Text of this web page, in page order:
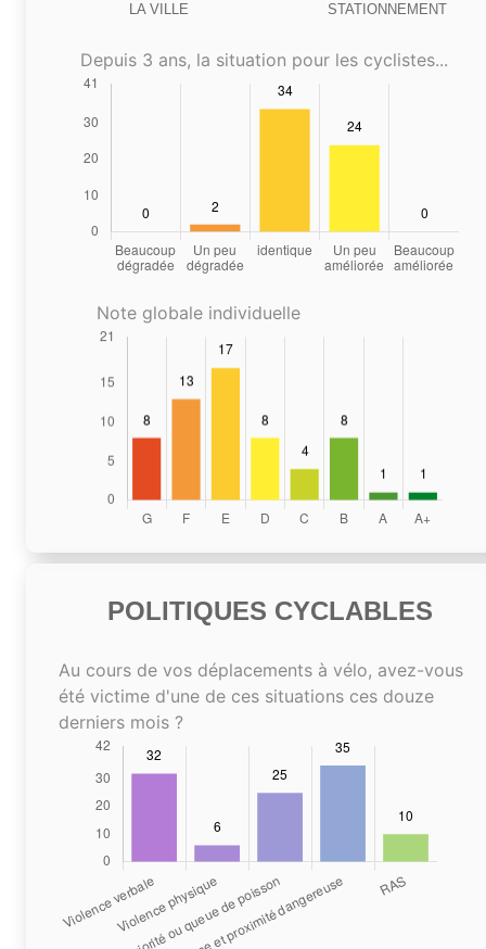
LA VILLE
STATIONNEMENT
Depuis 3 ans, la situation pour les cyclistes...
Note globale individuelle
POLITIQUES CYCLABLES
Au cours de vos déplacements à vélo, avez-vous
été victime d'une de ces situations ces douze
derniers mois ?